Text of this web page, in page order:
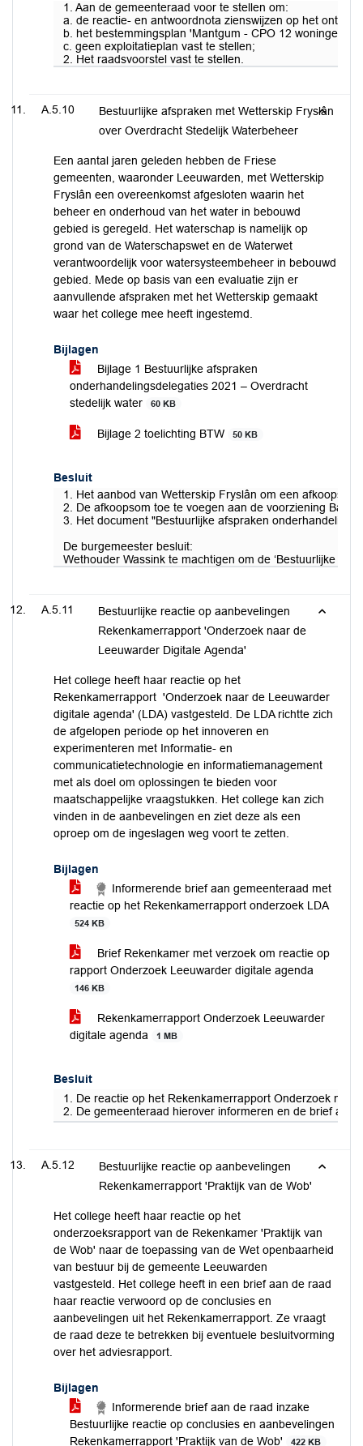
1. Aan de gemeenteraad voor te stellen om:
a. de reactie- en antwoordnota zienswijzen op het
b. het bestemmingsplan 'Mantgum - CPO 12 woningen'
c. geen exploitatieplan vast te stellen;
2. Het raadsvoorstel vast te stellen.
A.5.10
Bestuurlijke afspraken met Wetterskip Fryslân
over Overdracht Stedelijk Waterbeheer
Een aantal jaren geleden hebben de Friese
gemeenten, waaronder Leeuwarden, met Wetterskip
Fryslân een overeenkomst afgesloten waarin het
beheer en onderhoud van het water in bebouwd
gebied is geregeld. Het waterschap is namelijk op
grond van de Waterschapswet en de Waterwet
verantwoordelijk voor watersysteembeheer in bebouwd
gebied. Mede op basis van een evaluatie zijn er
aanvullende afspraken met het Wetterskip gemaakt
waar het college mee heeft ingestemd.
Bijlagen
Bijlage 1 Bestuurlijke afspraken
onderhandelingsdelegaties 2021 – Overdracht
stedelijk water
60 KB
Bijlage 2 toelichting BTW 50 KB
Besluit
1. Het aanbod van Wetterskip Fryslân om een
2. De afkoopsom toe te voegen aan de voorziening
3. Het document "Bestuurlijke afspraken
De burgemeester besluit:
Wethouder Wassink te machtigen om de ‘Bestuurlijke
A.5.11
Bestuurlijke reactie op aanbevelingen
Rekenkamerrapport 'Onderzoek naar de
Leeuwarder Digitale Agenda'
Het college heeft haar reactie op het
Rekenkamerrapport 'Onderzoek naar de Leeuwarder
digitale agenda' (LDA) vastgesteld. De LDA richtte zich
de afgelopen periode op het innoveren en
experimenteren met Informatie- en
communicatietechnologie en informatiemanagement
met als doel om oplossingen te bieden voor
maatschappelijke vraagstukken. Het college kan zich
vinden in de aanbevelingen en ziet deze als een
oproep om de ingeslagen weg voort te zetten.
Bijlagen
Informerende brief aan gemeenteraad met
reactie op het Rekenkamerrapport onderzoek LDA
524 KB
Brief Rekenkamer met verzoek om reactie op
rapport Onderzoek Leeuwarder digitale agenda
146 KB
Rekenkamerrapport Onderzoek Leeuwarder
digitale agenda
1 MB
Besluit
1. De reactie op het Rekenkamerrapport Onderzoek
2. De gemeenteraad hierover informeren en de brief aan
A.5.12
Bestuurlijke reactie op aanbevelingen
Rekenkamerrapport 'Praktijk van de Wob'
Het college heeft haar reactie op het
onderzoeksrapport van de Rekenkamer 'Praktijk van
de Wob' naar de toepassing van de Wet openbaarheid
van bestuur bij de gemeente Leeuwarden
vastgesteld. Het college heeft in een brief aan de raad
haar reactie verwoord op de conclusies en
aanbevelingen uit het Rekenkamerrapport. Ze vraagt
de raad deze te betrekken bij eventuele besluitvorming
over het adviesrapport.
Bijlagen
Informerende brief aan de raad inzake
Bestuurlijke reactie op conclusies en aanbevelingen
Rekenkamerrapport 'Praktijk van de Wob'
422 KB